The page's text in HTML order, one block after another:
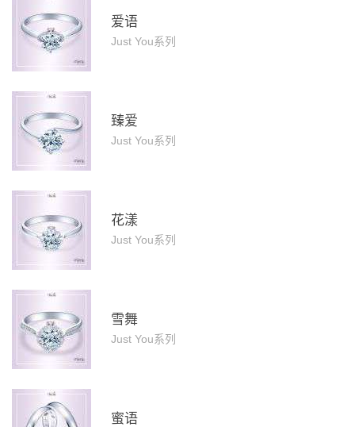
爱语
Just You系列
臻爱
Just You系列
花漾
Just You系列
雪舞
Just You系列
蜜语